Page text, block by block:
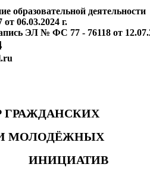
образовательной деятельности
06.03.2024 г.
ЭЛ № ФС 77 - 76118 от
ГРАЖДАНСКИХ